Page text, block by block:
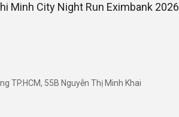
Minh City Night Run Eximbank 2026
TP.HCM, 55B Nguyễn Thị Minh Khai